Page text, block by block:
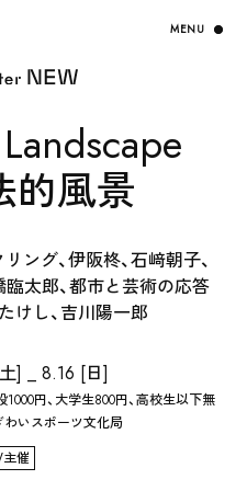
風景
ング、伊阪柊、石﨑朝子、
臨太郎、都市と芸術の応答
けし、吉川陽一郎
] _ 8.16 [日]
円、大学生800円、高校生以下無
いスポーツ文化局
主催